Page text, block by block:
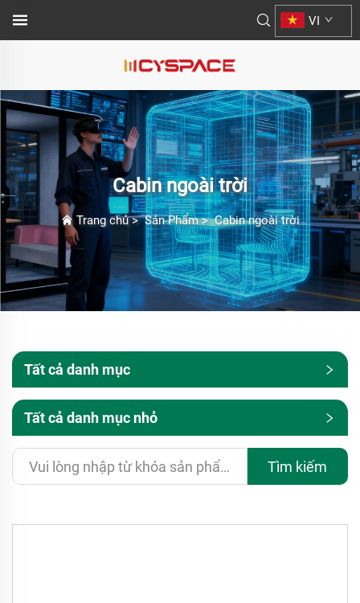
VI
Cabin ngoài trời
Trang chủ>Sản Phẩm>Cabin ngoài trời
Tất cả danh mục
Tất cả danh mục nhỏ
Tìm kiếm